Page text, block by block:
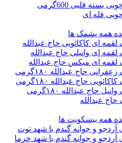
بسته قلبی 600گرمی
فله ای
همه پشمک ها
ای کاکائویی حاج عبدالله
ای وانیلی حاج عبدالله
ای میکس حاج عبدالله
حاج عبدالله ۱۸۰گرمی
حاج عبدالله ۱۸۰گرمی
حاج عبدالله ۱۸۰گرمی
عبدالله
همه بیسکویت ها
آردجو و جوانه گندم با شهد توت
آردجو و جوانه گندم با شهد خرما